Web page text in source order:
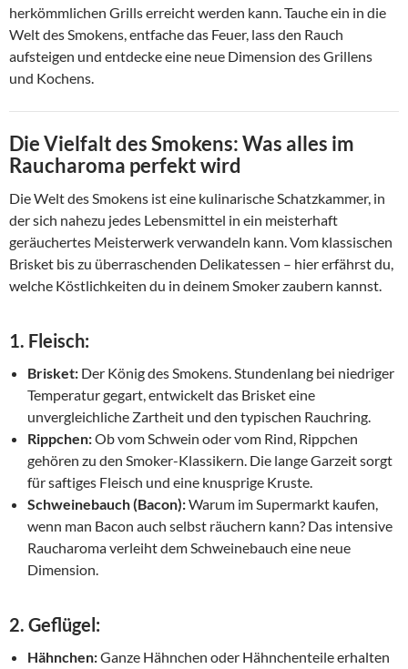
herkömmlichen Grills erreicht werden kann. Tauche ein in die
Welt des Smokens, entfache das Feuer, lass den Rauch
aufsteigen und entdecke eine neue Dimension des Grillens
und Kochens.
Die Vielfalt des Smokens: Was alles im
Raucharoma perfekt wird
Die Welt des Smokens ist eine kulinarische Schatzkammer, in
der sich nahezu jedes Lebensmittel in ein meisterhaft
geräuchertes Meisterwerk verwandeln kann. Vom klassischen
Brisket bis zu überraschenden Delikatessen – hier erfährst du,
welche Köstlichkeiten du in deinem Smoker zaubern kannst.
1. Fleisch:
Brisket: Der König des Smokens. Stundenlang bei niedriger
Temperatur gegart, entwickelt das Brisket eine
unvergleichliche Zartheit und den typischen Rauchring.
Rippchen:Ob vom Schwein oder vom Rind, Rippchen
gehören zu den Smoker-Klassikern. Die lange Garzeit sorgt
für saftiges Fleisch und eine knusprige Kruste.
Schweinebauch (Bacon):Warum im Supermarkt kaufen,
wenn man Bacon auch selbst räuchern kann? Das intensive
Raucharoma verleiht dem Schweinebauch eine neue
Dimension.
2. Geflügel:
Hähnchen:Ganze Hähnchen oder Hähnchenteile erhalten